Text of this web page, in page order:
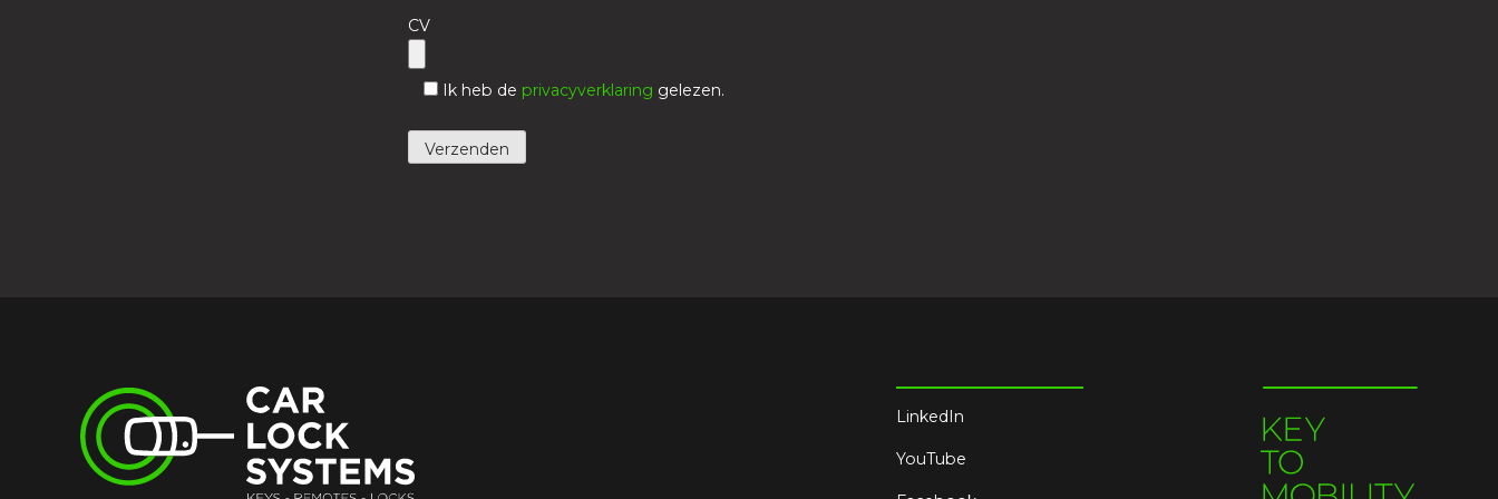
CV
Ik heb de privacyverklaring gelezen.
LinkedIn
YouTube